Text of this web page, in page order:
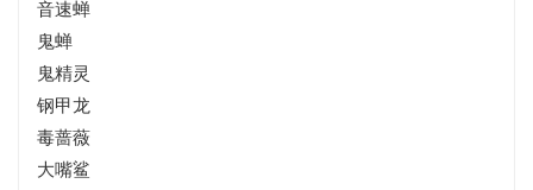
音速蝉
鬼蝉
鬼精灵
钢甲龙
毒蔷薇
大嘴鲨